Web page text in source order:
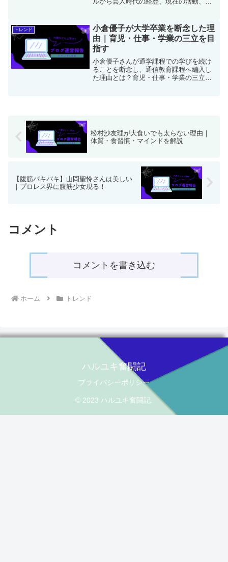
トレンド
小倉優子が大学卒業を断念した理
由｜育児・仕事・学業の三立を目
指す
小倉優子さんが通学課程での学びを続け
ることを断念し、通信教育課程へ編入し
た理由とは？育児・仕事・学業の三立に
松村沙友理が大食いでも太らない理由｜
体質・食習慣・マインドを解説
【腹筋バキバキ】山岡聖怜さんは美しい
｜プロレス界に腹筋少女現る！
コメント
コメントを書き込む
ホーム トレンド
ハルユキ奮闘記
プライバシーポリシー
© 2023 ハルユキ奮闘記.